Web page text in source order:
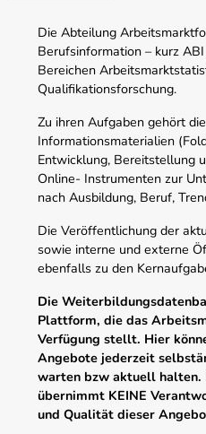
Die Abteilung
Berufsinformation – kurz
Bereichen
Qualifikationsforschung.
Zu ihren Aufgaben gehört
Informationsmaterialien
Entwicklung, Bereitstellung
Online- Instrumenten zur
nach Ausbildung, Beruf,
Die Veröffentlichung der
sowie interne und externe
ebenfalls zu den
Die
Plattform, die das
Verfügung stellt. Hier
Angebote jederzeit
warten bzw aktuell
übernimmt KEINE
und Qualität dieser